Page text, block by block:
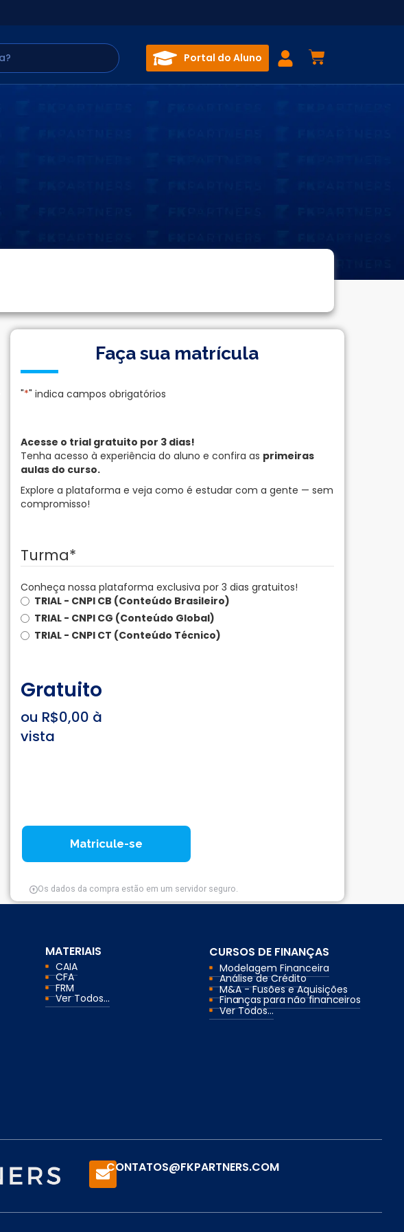
Portal do Aluno
Faça sua matrícula
"*" indica campos obrigatórios
Acesse o trial gratuito por 3 dias!
Tenha acesso à experiência do aluno e confira as primeiras
aulas do curso.
Explore a plataforma e veja como é estudar com a gente — sem
compromisso!
Turma*
Conheça nossa plataforma exclusiva por 3 dias gratuitos!
TRIAL - CNPI CB (Conteúdo Brasileiro)
TRIAL - CNPI CG (Conteúdo Global)
TRIAL - CNPI CT (Conteúdo Técnico)
Gratuito
ou R$0,00 à
vista
Matricule-se
Os dados da compra estão em um servidor seguro.
MATERIAIS
CAIA
CFA
FRM
Ver Todos...
CURSOS DE FINANÇAS
Modelagem Financeira
Análise de Crédito
M&A - Fusões e Aquisições
Finanças para não financeiros
Ver Todos...
CONTATOS@FKPARTNERS.COM